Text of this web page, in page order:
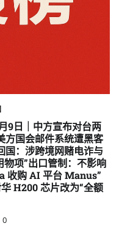
9日｜中方宣布对台两
方国会邮件系统遭黑客
国：涉跨境网赌电诈与
物项”出口管制：不影响
收购 AI 平台 Manus”
H200 芯片改为“全额
0